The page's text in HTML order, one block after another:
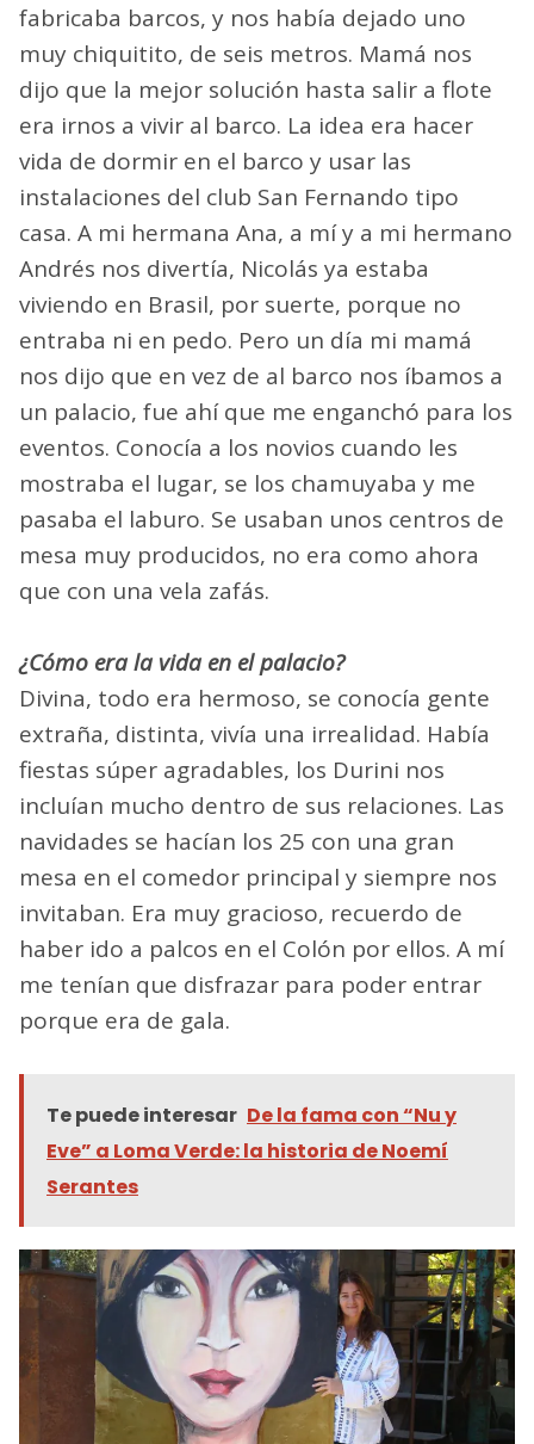
fabricaba barcos, y nos había dejado uno
muy chiquitito, de seis metros. Mamá nos
dijo que la mejor solución hasta salir a flote
era irnos a vivir al barco. La idea era hacer
vida de dormir en el barco y usar las
instalaciones del club San Fernando tipo
casa. A mi hermana Ana, a mí y a mi hermano
Andrés nos divertía, Nicolás ya estaba
viviendo en Brasil, por suerte, porque no
entraba ni en pedo. Pero un día mi mamá
nos dijo que en vez de al barco nos íbamos a
un palacio, fue ahí que me enganchó para los
eventos. Conocía a los novios cuando les
mostraba el lugar, se los chamuyaba y me
pasaba el laburo. Se usaban unos centros de
mesa muy producidos, no era como ahora
que con una vela zafás.
¿Cómo era la vida en el palacio?
Divina, todo era hermoso, se conocía gente
extraña, distinta, vivía una irrealidad. Había
fiestas súper agradables, los Durini nos
incluían mucho dentro de sus relaciones. Las
navidades se hacían los 25 con una gran
mesa en el comedor principal y siempre nos
invitaban. Era muy gracioso, recuerdo de
haber ido a palcos en el Colón por ellos. A mí
me tenían que disfrazar para poder entrar
porque era de gala.
Te puede interesar De la fama con “Nu y
Eve” a Loma Verde: la historia de Noemí
Serantes